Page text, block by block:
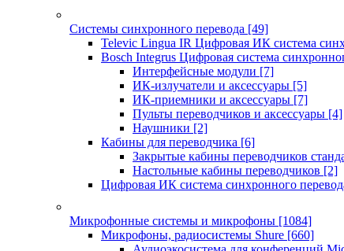
Системы синхронного перевода [49]
Televic Lingua IR Цифровая ИК система
Bosch Integrus Цифровая система
Интерфейсные модули [7]
ИК-излучатели и аксессуары [5]
ИК-приемники и аксессуары [7]
Пульты переводчиков и аксессуары [4]
Наушники [2]
Кабины для переводчика [6]
Закрытые кабины переводчиков
Настольные кабины переводчиков [2]
Цифровая ИК система синхронного
Микрофонные системы и микрофоны [1084]
Микрофоны, радиосистемы Shure [660]